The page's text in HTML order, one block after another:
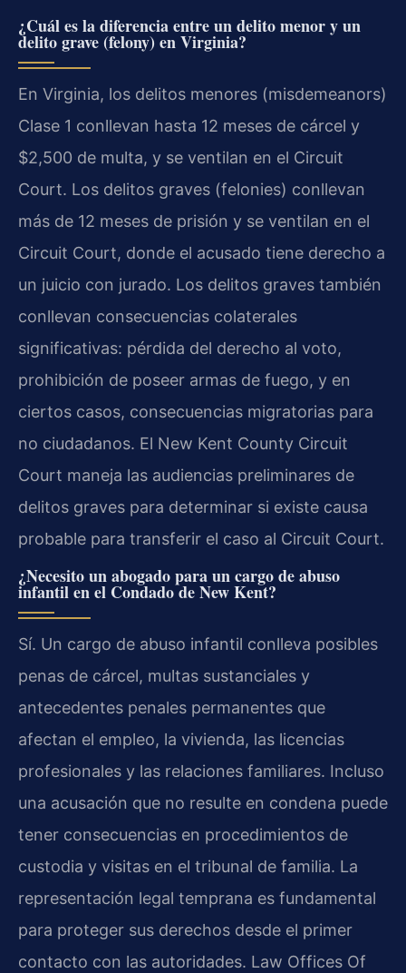
¿Cuál es la diferencia entre un delito menor y un
delito grave (felony) en Virginia?
En Virginia, los delitos menores (misdemeanors)
Clase 1 conllevan hasta 12 meses de cárcel y
$2,500 de multa, y se ventilan en el Circuit
Court. Los delitos graves (felonies) conllevan
más de 12 meses de prisión y se ventilan en el
Circuit Court, donde el acusado tiene derecho a
un juicio con jurado. Los delitos graves también
conllevan consecuencias colaterales
significativas: pérdida del derecho al voto,
prohibición de poseer armas de fuego, y en
ciertos casos, consecuencias migratorias para
no ciudadanos. El New Kent County Circuit
Court maneja las audiencias preliminares de
delitos graves para determinar si existe causa
probable para transferir el caso al Circuit Court.
¿Necesito un abogado para un cargo de abuso
infantil en el Condado de New Kent?
Sí. Un cargo de abuso infantil conlleva posibles
penas de cárcel, multas sustanciales y
antecedentes penales permanentes que
afectan el empleo, la vivienda, las licencias
profesionales y las relaciones familiares. Incluso
una acusación que no resulte en condena puede
tener consecuencias en procedimientos de
custodia y visitas en el tribunal de familia. La
representación legal temprana es fundamental
para proteger sus derechos desde el primer
contacto con las autoridades. Law Offices Of